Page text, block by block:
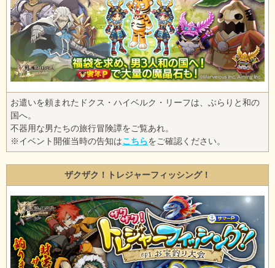
お遣いを頼まれたドクス・ハイベルク・リーフは、ぶらりと和の
国へ。
不器用な男たちの旅行冒険譚をご覧あれ。
※イベント開催当時の告知はこちらをご確認ください。
ザクザク！トレジャーフィッシング！